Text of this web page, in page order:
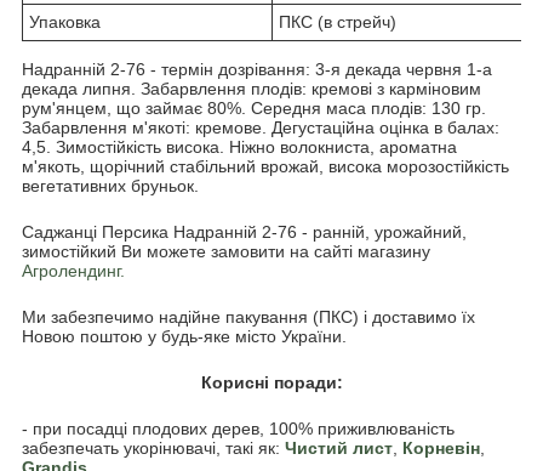
Упаковка ПКС (в стрейч)
Надранній 2-76 - термін дозрівання: 3-я декада червня 1-а
декада липня. Забарвлення плодів: кремові з карміновим
рум'янцем, що займає 80%. Середня маса плодів: 130 гр.
Забарвлення м'якоті: кремове. Дегустаційна оцінка в балах:
4,5. Зимостійкість висока. Ніжно волокниста, ароматна
м'якоть, щорічний стабільний врожай, висока морозостійкість
вегетативних бруньок.
Саджанці Персика Надранній 2-76 - ранній, урожайний,
зимостійкий Ви можете замовити на сайті магазину
Агролендинг.
Ми забезпечимо надійне пакування (ПКС) і доставимо їх
Новою поштою у будь-яке місто України.
Корисні поради:
- при посадці плодових дерев, 100% приживлюваність
забезпечать укорінювачі, такі як: Чистий лист Корневін
Grandis